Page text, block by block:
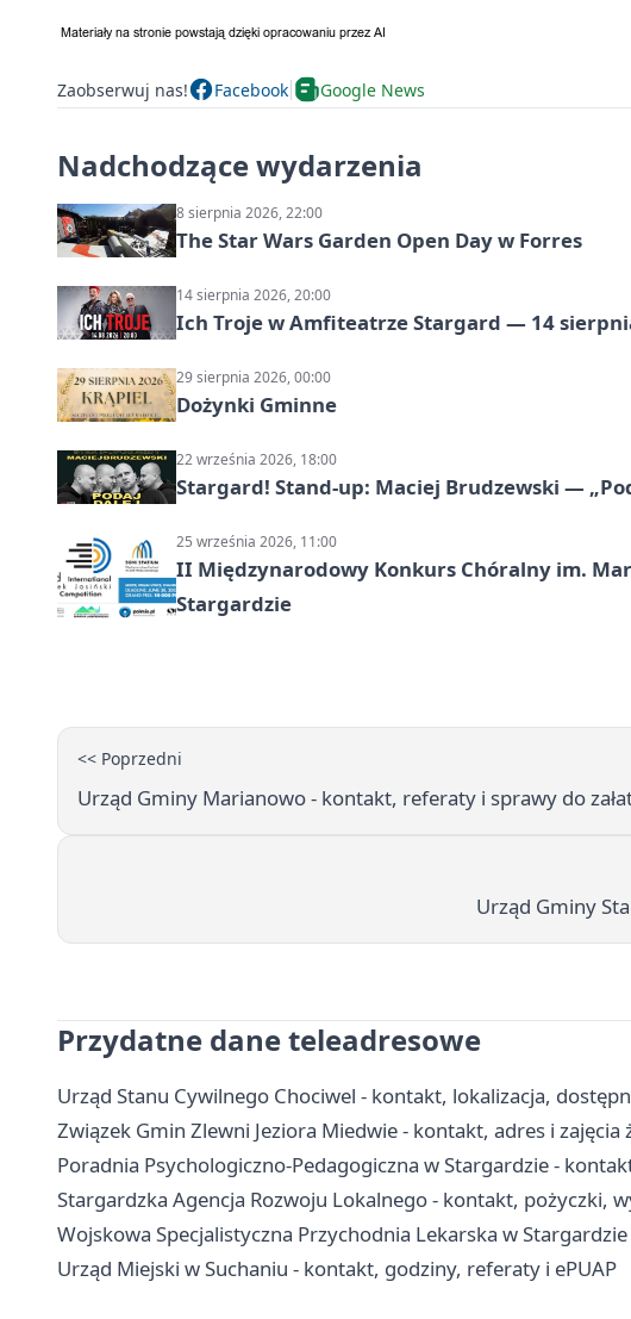
Zaobserwuj nas! Facebook Google News
Nadchodzące wydarzenia
8 sierpnia 2026, 22:00
The Star Wars Garden Open Day w Forres
14 sierpnia 2026, 20:00
Ich Troje w Amfiteatrze Stargard — 14
29 sierpnia 2026, 00:00
Dożynki Gminne
22 września 2026, 18:00
Stargard! Stand-up: Maciej Brudzewski —
25 września 2026, 11:00
II Międzynarodowy Konkurs Chóralny im.
Stargardzie
<< Poprzedni
Urząd Gminy Marianowo - kontakt, referaty i sprawy do
Urząd Gminy
Przydatne dane teleadresowe
Urząd Stanu Cywilnego Chociwel - kontakt, lokalizacja,
Związek Gmin Zlewni Jeziora Miedwie - kontakt, adres i zajęcia
Poradnia Psychologiczno-Pedagogiczna w Stargardzie -
Stargardzka Agencja Rozwoju Lokalnego - kontakt, pożyczki,
Wojskowa Specjalistyczna Przychodnia Lekarska w
Urząd Miejski w Suchaniu - kontakt, godziny, referaty i ePUAP